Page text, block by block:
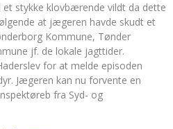
et stykke klovbærende vildt da dette
at jægeren havde skudt et
Kommune, Tønder
jf. de lokale jagttider.
for at melde episoden
Jægeren kan nu forvente en
fra Syd- og